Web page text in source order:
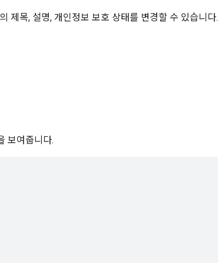
제목, 설명, 개인정보 보호 상태를 변경할 수 있습니다.
보여줍니다.